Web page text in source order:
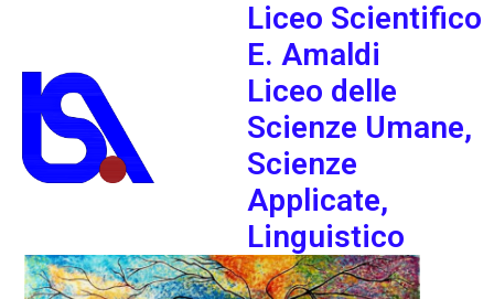
Liceo Scientifico
E. Amaldi
Liceo delle
Scienze Umane,
Scienze
Applicate,
Linguistico